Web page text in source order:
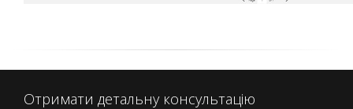
Отримати детальну консультацію